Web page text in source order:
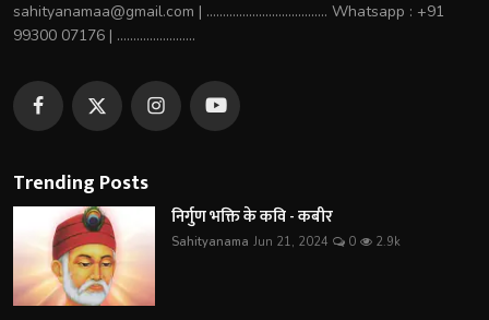
sahityanamaa@gmail.com | ..................................... Whatsapp : +91
99300 07176 | ........................
Trending Posts
निर्गुण भक्ति के कवि - कबीर
Sahityanama Jun 21, 2024 0 2.9k